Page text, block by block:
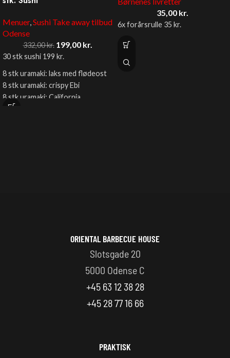
Menuer,Sushi Take away tilbud
Odense
332,00kr. 199,00 kr.
30 stk sushi 199 kr.
8 stk uramaki: laks med flødeost
8 stk uramaki: crispy Ebi
8 stk uramaki: California
35,00 kr.
6x forårsrulle 35 kr.
ORIENTAL BARBECUE HOUSE
Slotsgade 20
5000 Odense C
+45 63 12 38 28
+45 28 77 16 66
PRAKTISK